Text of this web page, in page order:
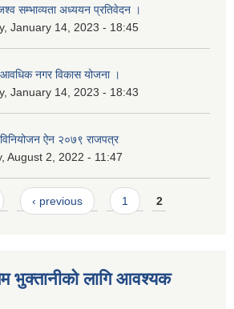
सम्भाव्यता अध्ययन प्रतिवेदन ।
January 14, 2023 - 18:45
नगर विकास योजना ।
January 14, 2023 - 18:43
ऐन २०७९ राजपत्र
August 2, 2022 - 11:47
‹ previous 1 2
भुक्तानीको लागि आवश्यक